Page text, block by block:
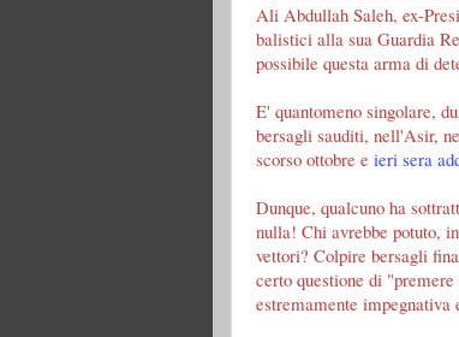
Ali Abdullah Saleh, ex-
balistici alla sua Guardia
possibile questa arma di
E' quantomeno singolare,
bersagli sauditi, nell'Asir,
scorso ottobre e ieri sera
Dunque, qualcuno ha
nulla! Chi avrebbe potuto,
vettori? Colpire bersagli
certo questione di
estremamente impegnativa